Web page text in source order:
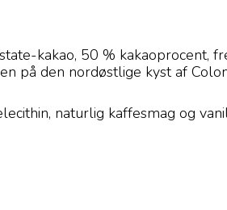
kakao, 50 % kakaoprocent,
på den nordøstlige kyst af
naturlig kaffesmag og